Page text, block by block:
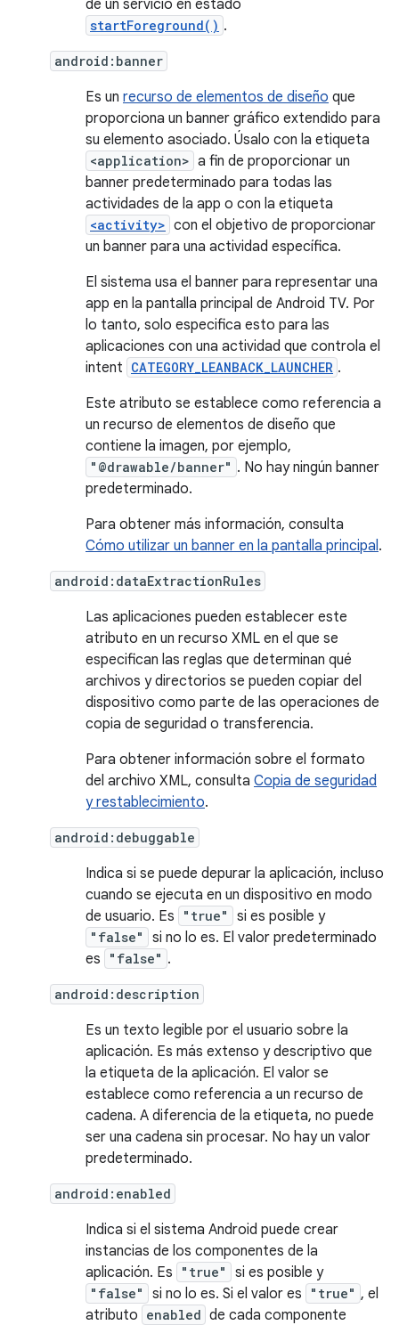
de un servicio en estado
startForeground() .
android:banner
Es un recurso de elementos de diseño que
proporciona un banner gráfico extendido para
su elemento asociado. Úsalo con la etiqueta
<application> a fin de proporcionar un
banner predeterminado para todas las
actividades de la app o con la etiqueta
<activity> con el objetivo de proporcionar
un banner para una actividad específica.
El sistema usa el banner para representar una
app en la pantalla principal de Android TV. Por
lo tanto, solo especifica esto para las
aplicaciones con una actividad que controla el
intent CATEGORY_LEANBACK_LAUNCHER .
Este atributo se establece como referencia a
un recurso de elementos de diseño que
contiene la imagen, por ejemplo,
"@drawable/banner" . No hay ningún banner
predeterminado.
Para obtener más información, consulta
Cómo utilizar un banner en la pantalla principal.
android:dataExtractionRules
Las aplicaciones pueden establecer este
atributo en un recurso XML en el que se
especifican las reglas que determinan qué
archivos y directorios se pueden copiar del
dispositivo como parte de las operaciones de
copia de seguridad o transferencia.
Para obtener información sobre el formato
del archivo XML, consulta Copia de seguridad
y restablecimiento.
android:debuggable
Indica si se puede depurar la aplicación, incluso
cuando se ejecuta en un dispositivo en modo
de usuario. Es
"true" si es posible y
"false"
si no lo es. El valor predeterminado
es
"false" .
android:description
Es un texto legible por el usuario sobre la
aplicación. Es más extenso y descriptivo que
la etiqueta de la aplicación. El valor se
establece como referencia a un recurso de
cadena. A diferencia de la etiqueta, no puede
ser una cadena sin procesar. No hay un valor
predeterminado.
android:enabled
Indica si el sistema Android puede crear
instancias de los componentes de la
aplicación. Es
"true" si es posible y
"false" si no lo es. Si el valor es "true" , el
atributo enabled de cada componente